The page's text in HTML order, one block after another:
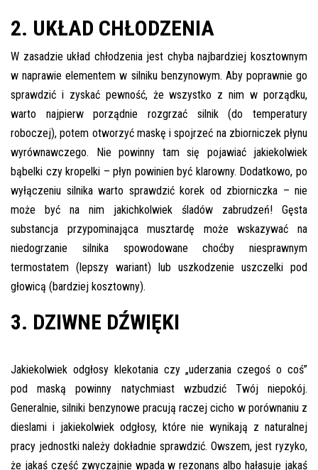
2. UKŁAD CHŁODZENIA
W zasadzie układ chłodzenia jest chyba najbardziej kosztownym
w naprawie elementem w silniku benzynowym. Aby poprawnie go
sprawdzić i zyskać pewność, że wszystko z nim w porządku,
warto najpierw porządnie rozgrzać silnik (do temperatury
roboczej), potem otworzyć maskę i spojrzeć na zbiorniczek płynu
wyrównawczego. Nie powinny tam się pojawiać jakiekolwiek
bąbelki czy kropelki – płyn powinien być klarowny. Dodatkowo, po
wyłączeniu silnika warto sprawdzić korek od zbiorniczka – nie
może być na nim jakichkolwiek śladów zabrudzeń! Gęsta
substancja przypominająca musztardę może wskazywać na
niedogrzanie silnika spowodowane choćby niesprawnym
termostatem (lepszy wariant) lub uszkodzenie uszczelki pod
głowicą (bardziej kosztowny).
3. DZIWNE DŹWIĘKI
Jakiekolwiek odgłosy klekotania czy „uderzania czegoś o coś”
pod maską powinny natychmiast wzbudzić Twój niepokój.
Generalnie, silniki benzynowe pracują raczej cicho w porównaniu z
dieslami i jakiekolwiek odgłosy, które nie wynikają z naturalnej
pracy jednostki należy dokładnie sprawdzić. Owszem, jest ryzyko,
że jakaś część zwyczajnie wpada w rezonans albo hałasuje jakaś